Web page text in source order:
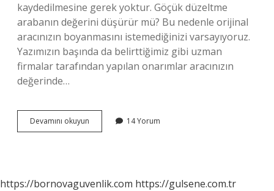
kaydedilmesine gerek yoktur. Göçük düzeltme
arabanın değerini düşürür mü? Bu nedenle orijinal
aracınızın boyanmasını istemediğinizi varsayıyoruz.
Yazımızın başında da belirttiğimiz gibi uzman
firmalar tarafından yapılan onarımlar aracınızın
değerinde…
Devamını okuyun
Düzeltme
14 Yorum
https://bornovaguvenlik.com https://gulsene.com.tr